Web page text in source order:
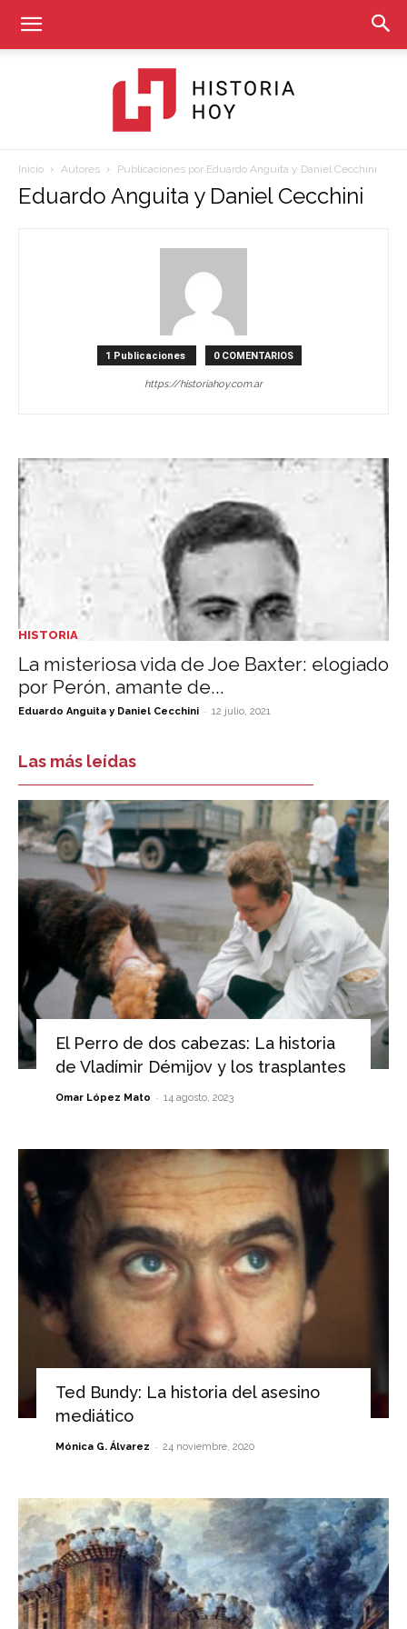
Historia
Inicio Autores Publicaciones por Eduardo Anguita y Daniel Cecchini
Eduardo Anguita y Daniel Cecchini
1 Publicaciones 0 COMENTARIOS
https://historiahoy.com.ar
HISTORIA
La misteriosa vida de Joe Baxter: elogiado
por Perón, amante de...
Eduardo Anguita y Daniel Cecchini - 12 julio, 2021
Las más leídas
El Perro de dos cabezas: La historia
de Vladímir Démijov y los trasplantes
Omar López Mato - 14 agosto, 2023
Ted Bundy: La historia del asesino
mediático
Mónica G. Álvarez - 24 noviembre, 2020